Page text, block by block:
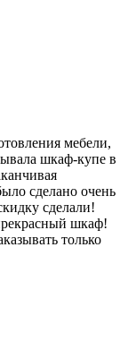
мебели,
шкаф-купе в
сделано очень
сделали!
шкаф!
только